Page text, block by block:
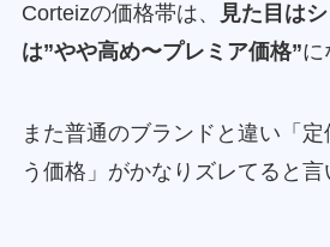
Corteizの価格帯は、
見た目は
は”やや高め〜プレミア価格”に
また普通のブランドと違い「
う価格」がかなりズレてると言